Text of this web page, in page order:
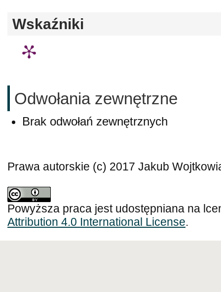
Wskaźniki
Odwołania zewnętrzne
Brak odwołań zewnętrznych
Prawa autorskie (c) 2017 Jakub
Powyższa praca jest udostępniana na
Attribution 4.0 International License.